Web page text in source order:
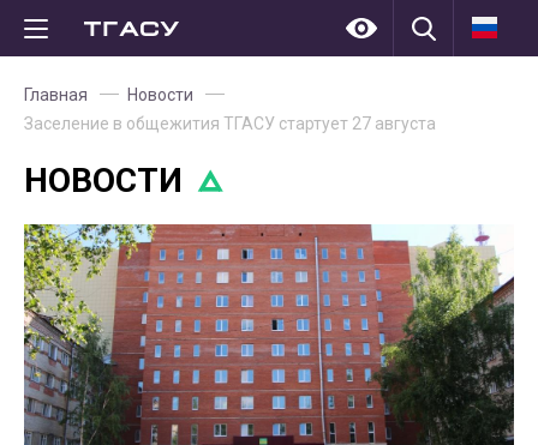
Главная
Новости
Заселение в общежития ТГАСУ стартует 27 августа
НОВОСТИ